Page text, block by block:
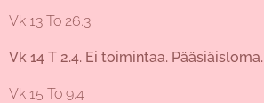
Vk 13 To 26.3.
Vk 14 T 2.4. Ei toimintaa. Pääsiäisloma.
Vk 15 To 9.4